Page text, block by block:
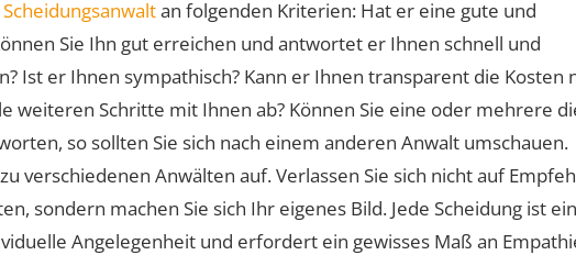
Scheidungsanwaltan folgenden Kriterien: Hat er eine gute und
Sie Ihn gut erreichen und antwortet er Ihnen schnell und
Ist er Ihnen sympathisch? Kann er Ihnen transparent die Kosten
weiteren Schritte mit Ihnen ab? Können Sie eine oder mehrere
so sollten Sie sich nach einem anderen Anwalt umschauen.
verschiedenen Anwälten auf. Verlassen Sie sich nicht auf
sondern machen Sie sich Ihr eigenes Bild. Jede Scheidung ist
Angelegenheit und erfordert ein gewisses Maß an